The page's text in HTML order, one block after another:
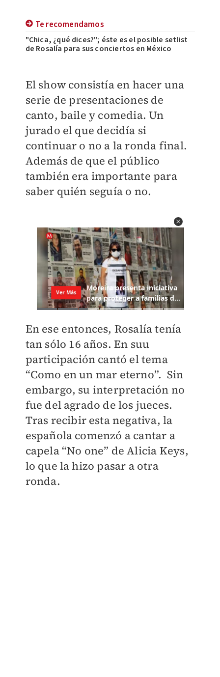
Te recomendamos
"Chica, ¿qué dices?"; éste es el posible setlist
de Rosalía para sus conciertos en México
El show consistía en hacer una
serie de presentaciones de
canto, baile y comedia. Un
jurado el que decidía si
continuar o no a la ronda final.
Además de que el público
también era importante para
saber quién seguía o no.
En ese entonces, Rosalía tenía
tan sólo 16 años. En suu
participación cantó el tema
“Como en un mar eterno”. Sin
embargo, su interpretación no
fue del agrado de los jueces.
Tras recibir esta negativa, la
española comenzó a cantar a
capela “No one” de Alicia Keys,
lo que la hizo pasar a otra
ronda.